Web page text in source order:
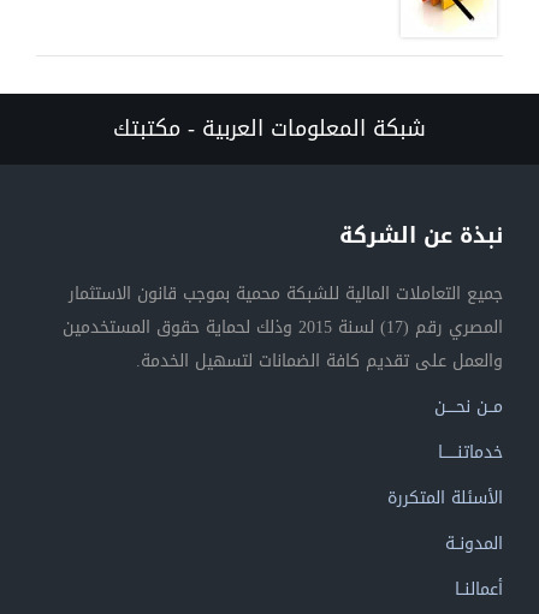
شبكة المعلومات العربية - مكتبتك
نبذة عن الشركة
جميع التعاملات المالية للشبكة محمية بموجب قانون الاستثمار
المصري رقم (17) لسنة 2015 وذلك لحماية حقوق المستخدمين
والعمل على تقديم كافة الضمانات لتسهيل الخدمة.
مــن نحــــن
خدماتنــــــا
الأسئلة المتكررة
المدونــة
أعمالنــا